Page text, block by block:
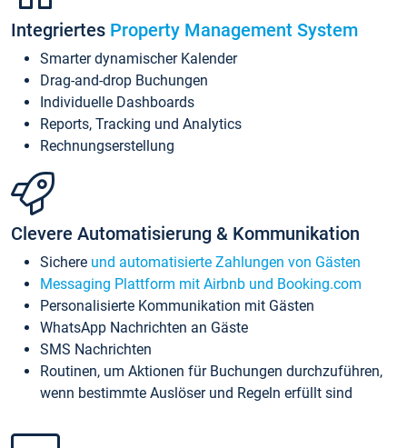
Integriertes Property Management System
Smarter dynamischer Kalender
Drag-and-drop Buchungen
Individuelle Dashboards
Reports, Tracking und Analytics
Rechnungserstellung
Clevere Automatisierung & Kommunikation
Sichere und automatisierte Zahlungen von Gästen
Messaging Plattform mit Airbnb und Booking.com
Personalisierte Kommunikation mit Gästen
WhatsApp Nachrichten an Gäste
SMS Nachrichten
Routinen, um Aktionen für Buchungen durchzuführen,
wenn bestimmte Auslöser und Regeln erfüllt sind